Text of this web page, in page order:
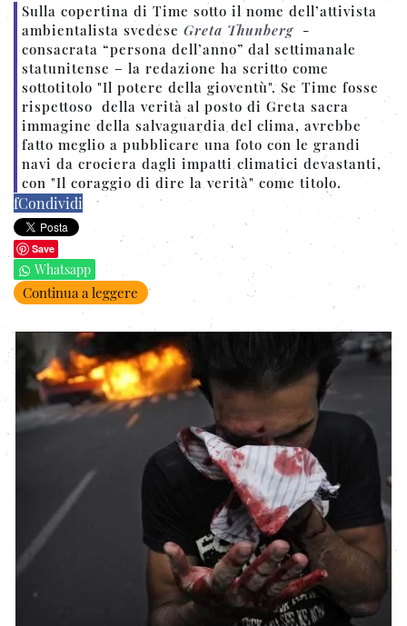
Sulla copertina di Time sotto il nome dell’attivista
ambientalista svedese Greta Thunberg -
consacrata “persona dell’anno” dal settimanale
statunitense – la redazione ha scritto come
sottotitolo "Il potere della gioventù". Se Time fosse
rispettoso della verità al posto di Greta sacra
immagine della salvaguardia del clima, avrebbe
fatto meglio a pubblicare una foto con le grandi
navi da crociera dagli impatti climatici devastanti,
con "Il coraggio di dire la verità" come titolo.
fCondividi
Save
Whatsapp
Continua a leggere